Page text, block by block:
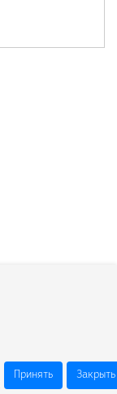
Принять Закрыть